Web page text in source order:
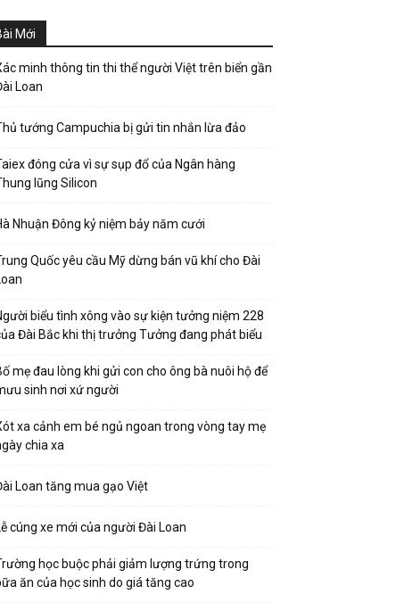
Mới
minh thông tin thi thể người Việt trên biển gần
Loan
tướng Campuchia bị gửi tin nhắn lừa đảo
đóng cửa vì sự sụp đổ của Ngân hàng
lũng Silicon
Nhuận Đông kỷ niệm bảy năm cưới
Quốc yêu cầu Mỹ dừng bán vũ khí cho Đài
biểu tình xông vào sự kiện tưởng niệm 228
Đài Bắc khi thị trưởng Tưởng đang phát biểu
mẹ đau lòng khi gửi con cho ông bà nuôi hộ để
sinh nơi xứ người
xa cảnh em bé ngủ ngoan trong vòng tay mẹ
chia xa
Loan tăng mua gạo Việt
cúng xe mới của người Đài Loan
học buộc phải giảm lượng trứng trong
ăn của học sinh do giá tăng cao